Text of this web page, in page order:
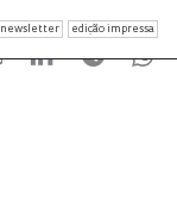
newsletter edição impressa